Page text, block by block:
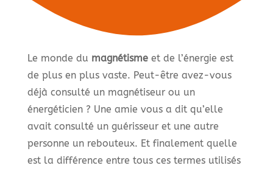
Le monde du magnétismeet de l’énergie est
de plus en plus vaste. Peut-être avez-vous
déjà consulté un magnétiseur ou un
énergéticien ? Une amie vous a dit qu’elle
avait consulté un guérisseur et une autre
personne un rebouteux. Et finalement quelle
est la différence entre tous ces termes utilisés